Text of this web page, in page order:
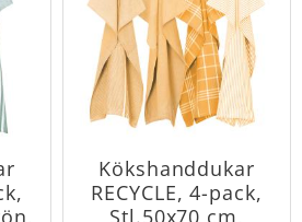
Kökshanddukar
RECYCLE, 4-pack,